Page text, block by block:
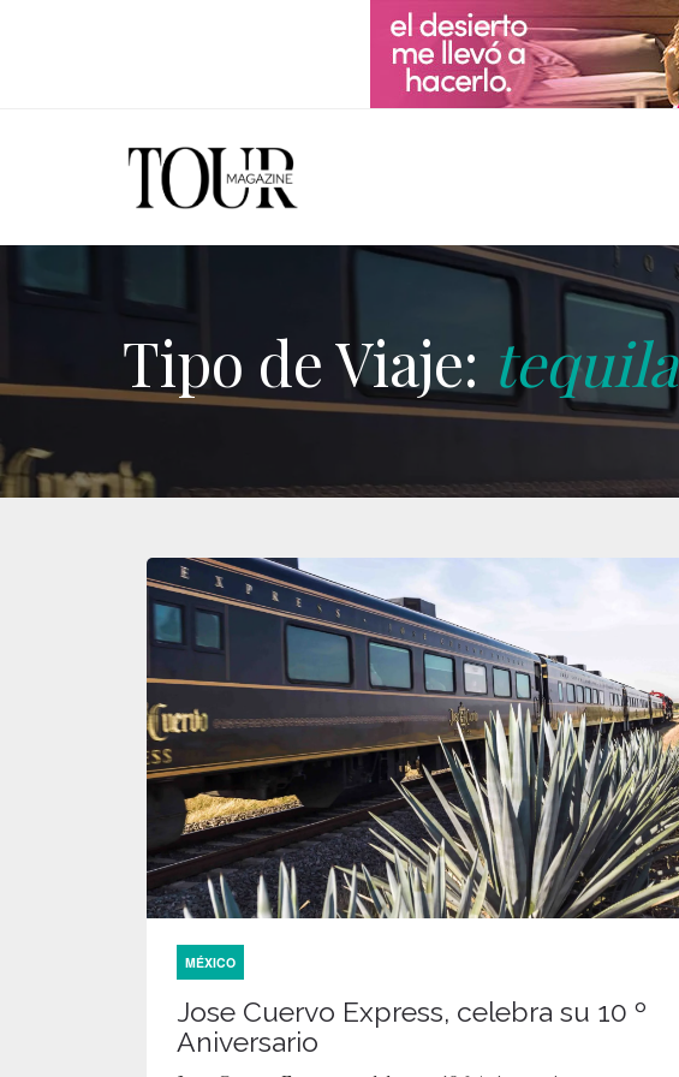
Tipo de Viaje: tequila
MÉXICO
Jose Cuervo Express, celebra su 10 º
Aniversario